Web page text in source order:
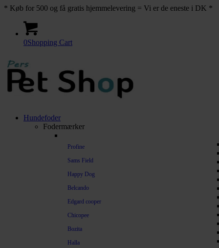
* Køb for 500 og få gratis hjemmelevering = Vi er de eneste i DK *
0Shopping Cart
Hundefoder
Fodermærker
Profine
Sams Field
Happy Dog
Belcando
Edgard cooper
Chicopee
Bozita
Halla